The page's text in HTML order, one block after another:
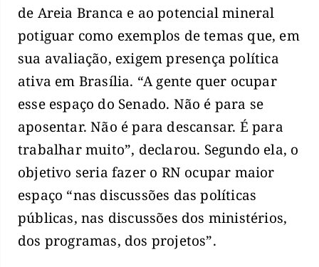
de Areia Branca e ao potencial mineral
potiguar como exemplos de temas que, em
sua avaliação, exigem presença política
ativa em Brasília. “A gente quer ocupar
esse espaço do Senado. Não é para se
aposentar. Não é para descansar. É para
trabalhar muito”, declarou. Segundo ela, o
objetivo seria fazer o RN ocupar maior
espaço “nas discussões das políticas
públicas, nas discussões dos ministérios,
dos programas, dos projetos”.